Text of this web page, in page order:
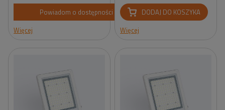
Powiadom o dostępności
Więcej
DODAJ DO KOSZYKA
Więcej